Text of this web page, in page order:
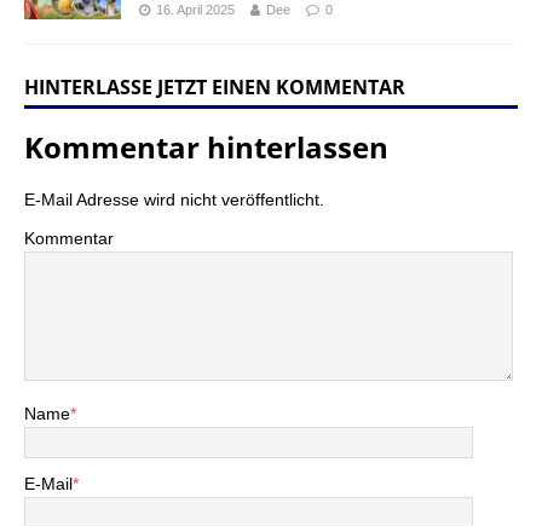
16. April 2025 Dee 0
HINTERLASSE JETZT EINEN KOMMENTAR
Kommentar hinterlassen
E-Mail Adresse wird nicht veröffentlicht.
Kommentar
Name*
E-Mail*